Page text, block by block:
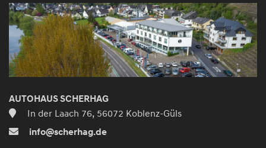
AUTOHAUS SCHERHAG
In der Laach 76, 56072 Koblenz-Güls
info@scherhag.de